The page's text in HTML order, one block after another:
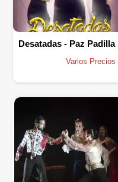
Desatadas - Paz Padilla
Varios Precios